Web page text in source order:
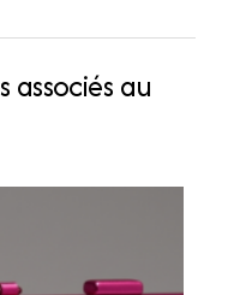
au